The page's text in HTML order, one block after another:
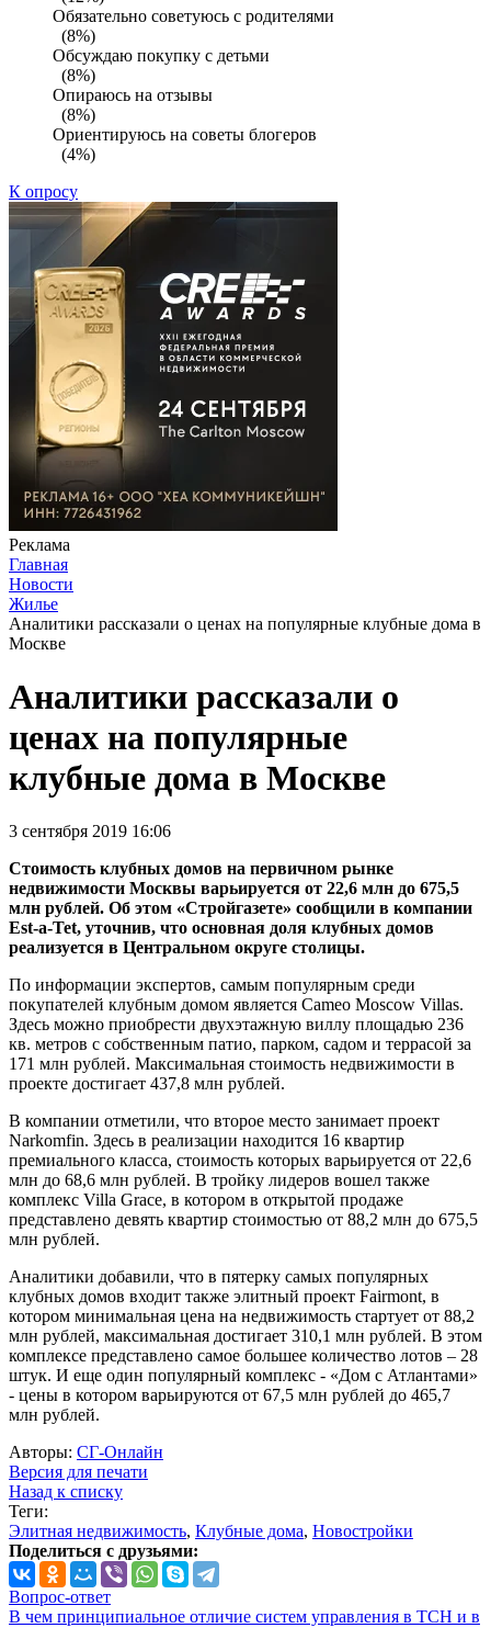
Обязательно советуюсь с родителями
(8%)
Обсуждаю покупку с детьми
(8%)
Опираюсь на отзывы
(8%)
Ориентируюсь на советы блогеров
(4%)
К опросу
Реклама
Главная
Новости
Жилье
Аналитики рассказали о ценах на популярные клубные дома в
Москве
Аналитики рассказали о
ценах на популярные
клубные дома в Москве
3 сентября 2019 16:06
Стоимость клубных домов на первичном рынке
недвижимости Москвы варьируется от 22,6 млн до 675,5
млн рублей. Об этом «Стройгазете» сообщили в компании
Est-a-Tet, уточнив, что основная доля клубных домов
реализуется в Центральном округе столицы.
По информации экспертов, самым популярным среди
покупателей клубным домом является Cameo Moscow Villas.
Здесь можно приобрести двухэтажную виллу площадью 236
кв. метров с собственным патио, парком, садом и террасой за
171 млн рублей. Максимальная стоимость недвижимости в
проекте достигает 437,8 млн рублей.
В компании отметили, что второе место занимает проект
Narkomfin. Здесь в реализации находится 16 квартир
премиального класса, стоимость которых варьируется от 22,6
млн до 68,6 млн рублей. В тройку лидеров вошел также
комплекс Villa Grace, в котором в открытой продаже
представлено девять квартир стоимостью от 88,2 млн до 675,5
млн рублей.
Аналитики добавили, что в пятерку самых популярных
клубных домов входит также элитный проект Fairmont, в
котором минимальная цена на недвижимость стартует от 88,2
млн рублей, максимальная достигает 310,1 млн рублей. В этом
комплексе представлено самое большее количество лотов – 28
штук. И еще один популярный комплекс - «Дом с Атлантами»
- цены в котором варьируются от 67,5 млн рублей до 465,7
млн рублей.
Авторы: СГ-Онлайн
Версия для печати
Назад к списку
Теги:
Элитная недвижимость, Клубные дома, Новостройки
Поделиться с друзьями:
Вопрос-ответ
В чем принципиальное отличие систем управления в ТСН и в